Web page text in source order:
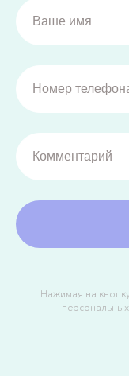
Нажимая на
персональных